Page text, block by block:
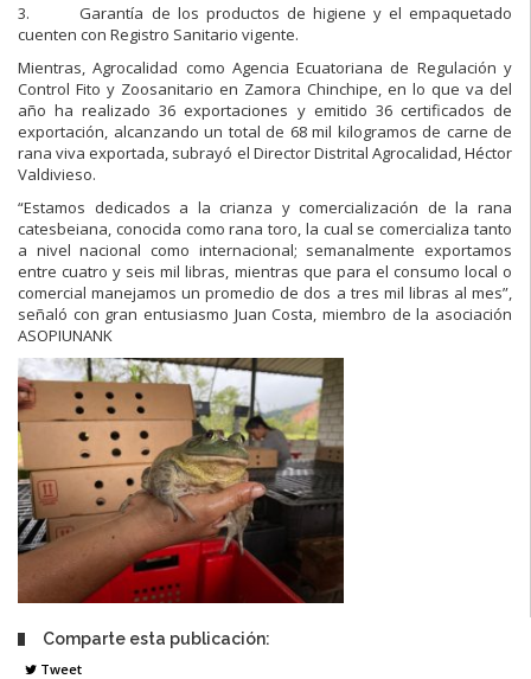
3. Garantía de los productos de higiene y el empaquetado
cuenten con Registro Sanitario vigente.
Mientras, Agrocalidad como Agencia Ecuatoriana de Regulación y
Control Fito y Zoosanitario en Zamora Chinchipe, en lo que va del
año ha realizado 36 exportaciones y emitido 36 certificados de
exportación, alcanzando un total de 68 mil kilogramos de carne de
rana viva exportada, subrayó el Director Distrital Agrocalidad, Héctor
Valdivieso.
“Estamos dedicados a la crianza y comercialización de la rana
catesbeiana, conocida como rana toro, la cual se comercializa tanto
a nivel nacional como internacional; semanalmente exportamos
entre cuatro y seis mil libras, mientras que para el consumo local o
comercial manejamos un promedio de dos a tres mil libras al mes”,
señaló con gran entusiasmo Juan Costa, miembro de la asociación
ASOPIUNANK
Comparte esta publicación:
Tweet